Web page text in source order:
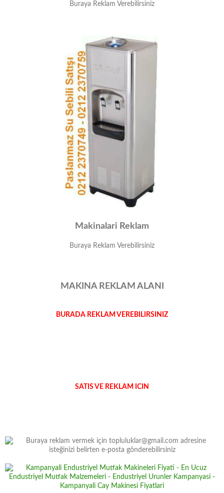
Buraya Reklam Verebilirsiniz
Makinalari Reklam
Buraya Reklam Verebilirsiniz
MAKINA REKLAM ALANI
BURADA REKLAM VEREBILIRSINIZ
SATIS VE REKLAM ICIN